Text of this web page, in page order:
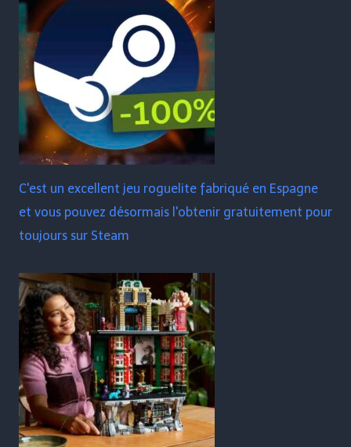
C'est un excellent jeu roguelite fabriqué en Espagne
et vous pouvez désormais l'obtenir gratuitement pour
toujours sur Steam